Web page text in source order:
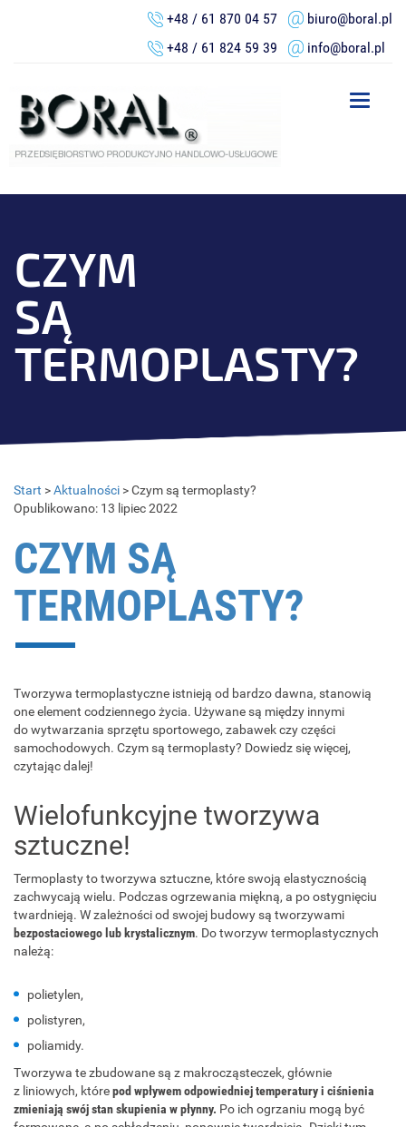
+48 / 61 870 04 57
biuro@boral.pl
+48 / 61 824 59 39
info@boral.pl
Toggle
navigation
CZYM
SĄ
TERMOPLASTY?
Start >Aktualności >Czym są termoplasty?
Opublikowano: 13 lipiec 2022
CZYM SĄ
TERMOPLASTY?
Tworzywa termoplastyczne istnieją od bardzo dawna, stanowią
one element codziennego życia. Używane są między innymi
do wytwarzania sprzętu sportowego, zabawek czy części
samochodowych. Czym są termoplasty? Dowiedz się więcej,
czytając dalej!
Wielofunkcyjne tworzywa
sztuczne!
Termoplasty to tworzywa sztuczne, które swoją elastycznością
zachwycają wielu. Podczas ogrzewania miękną, a po ostygnięciu
twardnieją. W zależności od swojej budowy są tworzywami
bezpostaciowego lub krystalicznym. Do tworzyw termoplastycznych
należą:
polietylen,
polistyren,
poliamidy.
Tworzywa te zbudowane są z makrocząsteczek, głównie
z liniowych, którepod wpływem odpowiedniej temperatury i ciśnienia
zmieniają swój stan skupienia w płynny. Po ich ogrzaniu mogą być